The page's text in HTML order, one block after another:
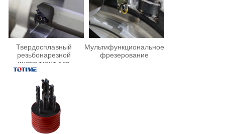
Твердосплавный
резьбонарезной
инструмент для
маслопроводов
Мультифункциональное
фрезерование